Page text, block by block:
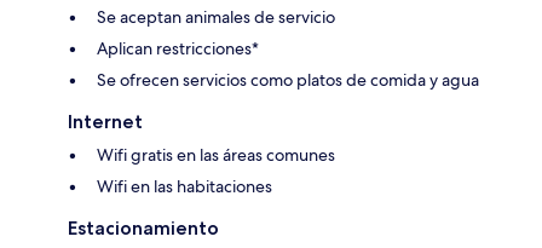
Se aceptan animales de servicio
Aplican restricciones*
Se ofrecen servicios como platos de comida y agua
Internet
Wifi gratis en las áreas comunes
Wifi en las habitaciones
Estacionamiento